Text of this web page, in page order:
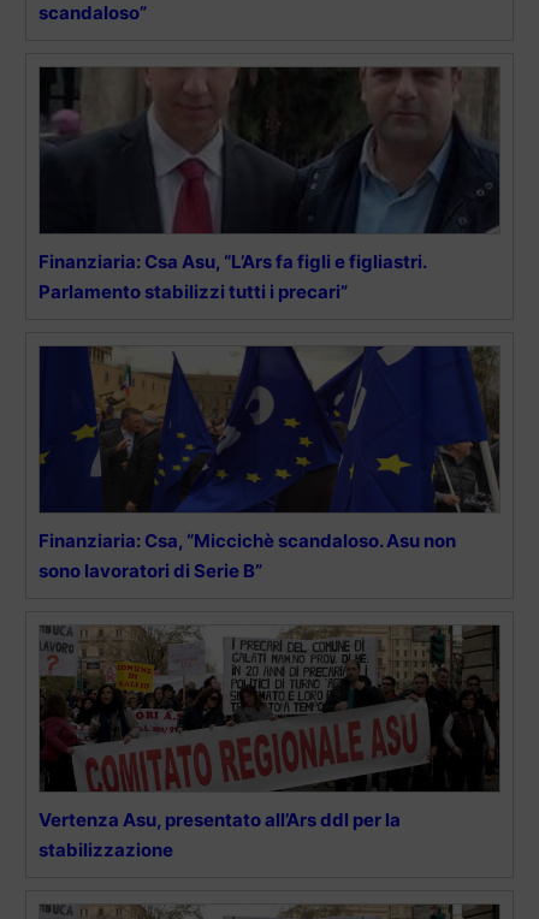
scandaloso”
Finanziaria: Csa Asu, “L’Ars fa figli e figliastri.
Parlamento stabilizzi tutti i precari”
Finanziaria: Csa, “Miccichè scandaloso. Asu non
sono lavoratori di Serie B”
Vertenza Asu, presentato all’Ars ddl per la
stabilizzazione